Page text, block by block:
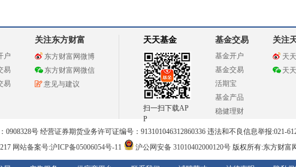
户
易
易
关注东方财富
东方财富网微博
东方财富网微信
意见与建议
天天基金
扫一扫下载AP
P
基金交易
基金开户
基金交易
活期宝
基金产品
稳健理财
关注
天
天
号 经营证券期货业务许可证编号：913101046312860336 违法和不良信息举报:021-
网站备案号:沪ICP备05006054号-11 沪公网安备 31010402000120号版权所有:东方财富